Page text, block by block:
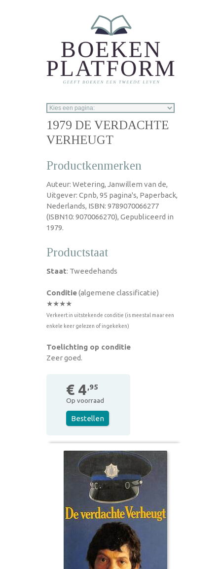
1979 DE VERDACHTE
VERHEUGT
Productkenmerken
Auteur: Wetering, Janwillem van de,
Uitgever: Cpnb, 95 pagina's, Paperback,
Nederlands, ISBN: 9789070066277
(ISBN10: 9070066270), Gepubliceerd in
1979.
Productstaat
Staat: Tweedehands
Conditie(algemene classificatie)
★★★★
Verkeert in uitstekende conditie (is meestal maar een
enkele keer gelezen of ingekeken)
Toelichting op conditie
Zeer goed.
€ 4,95
Op voorraad
Bestellen